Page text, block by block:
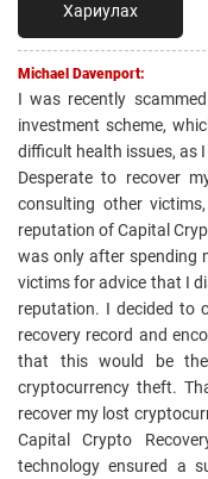
Хариулах
Michael Davenport:
I was recently
investment scheme,
difficult health issues, as
Desperate to recover
consulting other
reputation of Capital
was only after spending
victims for advice that I
reputation. I decided to
recovery record and
that this would be
cryptocurrency theft.
recover my lost
Capital Crypto
technology ensured a